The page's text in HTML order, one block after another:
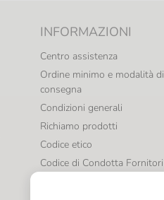
INFORMAZIONI
Centro assistenza
Ordine minimo e modalità di
consegna
Condizioni generali
Richiamo prodotti
Codice etico
Codice di Condotta Fornitori